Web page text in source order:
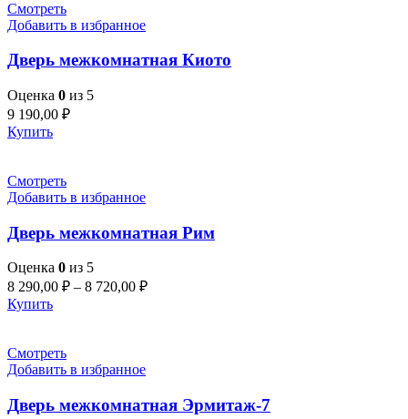
Смотреть
Добавить в избранное
Дверь межкомнатная Киото
Оценка 0 из 5
9 190,00 ₽
Купить
Смотреть
Добавить в избранное
Дверь межкомнатная Рим
Оценка 0 из 5
8 290,00 ₽ – 8 720,00 ₽
Купить
Смотреть
Добавить в избранное
Дверь межкомнатная Эрмитаж-7